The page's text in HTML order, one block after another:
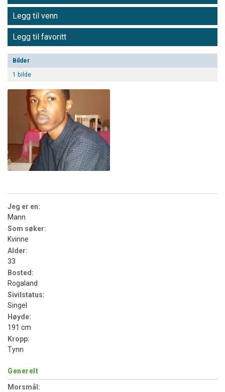
Legg til venn
Legg til favoritt
Bilder
1 bilde
Jeg er en:
Mann
Som søker:
Kvinne
Alder:
33
Bosted:
Rogaland
Sivilstatus:
Singel
Høyde:
191 cm
Kropp:
Tynn
Generelt
Morsmål: